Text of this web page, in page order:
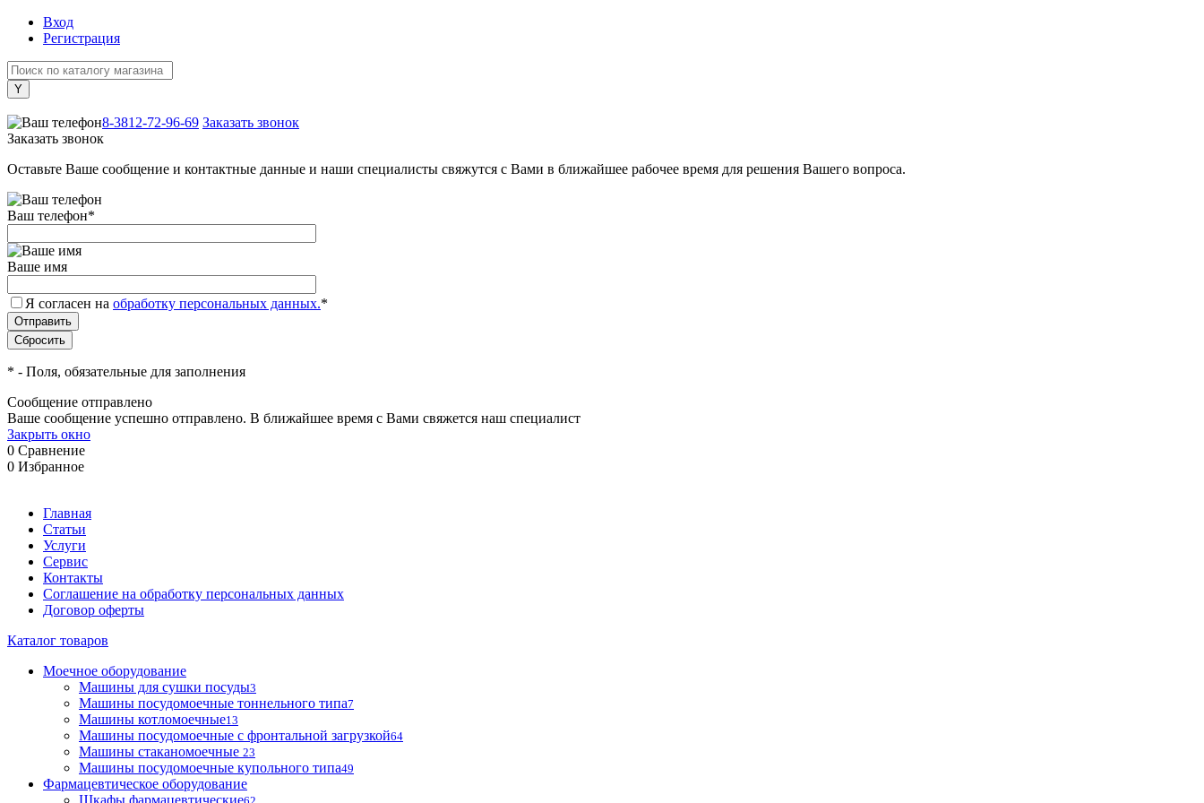
Вход
Регистрация
8-3812-72-96-69 Заказать звонок
Заказать звонок
Оставьте Ваше сообщение и контактные данные и наши специалисты свяжутся с Вами в ближайшее рабочее время для решения Вашего вопроса.
Ваш телефон*
Ваше имя
Я согласен на обработку персональных данных.*
* - Поля, обязательные для заполнения
Сообщение отправлено
Ваше сообщение успешно отправлено. В ближайшее время с Вами свяжется наш специалист
Закрыть окно
0 Сравнение
0 Избранное
Главная
Статьи
Услуги
Сервис
Контакты
Соглашение на обработку персональных данных
Договор оферты
Каталог товаров
Моечное оборудование
Машины для сушки посуды3
Машины посудомоечные тоннельного типа7
Машины котломоечные13
Машины посудомоечные с фронтальной загрузкой64
Машины стаканомоечные 23
Машины посудомоечные купольного типа49
Фармацевтическое оборудование
Шкафы фармацевтические